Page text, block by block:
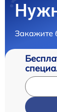
Закажите